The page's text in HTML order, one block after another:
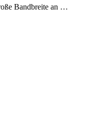
Bandbreite an …